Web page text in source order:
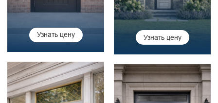
Узнать цену Узнать цену